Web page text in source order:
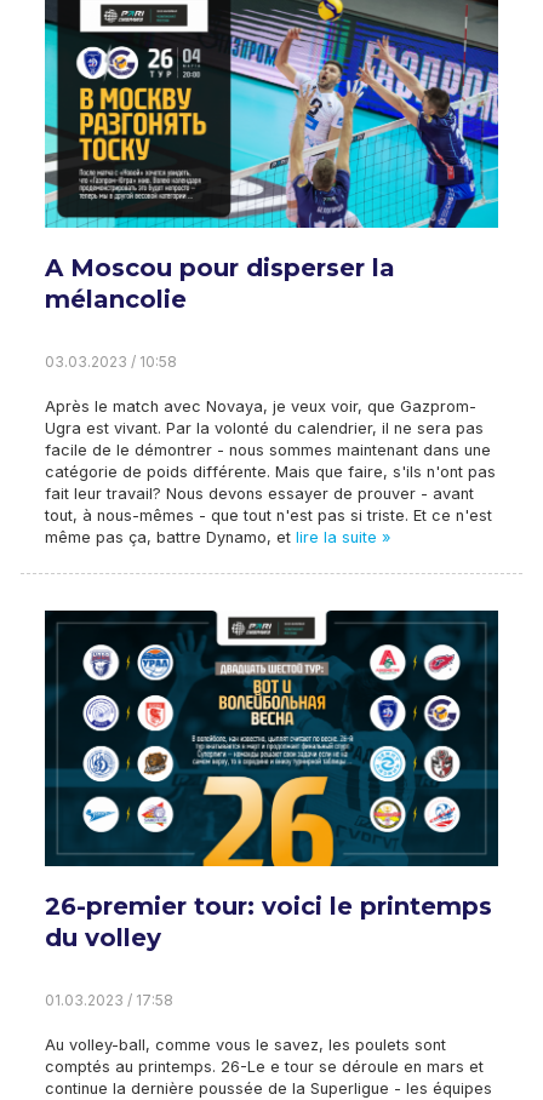
A Moscou pour disperser la
mélancolie
03.03.2023 / 10:58
Après le match avec Novaya, je veux voir, que Gazprom-
Ugra est vivant. Par la volonté du calendrier, il ne sera pas
facile de le démontrer - nous sommes maintenant dans une
catégorie de poids différente. Mais que faire, s'ils n'ont pas
fait leur travail? Nous devons essayer de prouver - avant
tout, à nous-mêmes - que tout n'est pas si triste. Et ce n'est
même pas ça, battre Dynamo, et lire la suite »
26-premier tour: voici le printemps
du volley
01.03.2023 / 17:58
Au volley-ball, comme vous le savez, les poulets sont
comptés au printemps. 26-Le e tour se déroule en mars et
continue la dernière poussée de la Superligue - les équipes